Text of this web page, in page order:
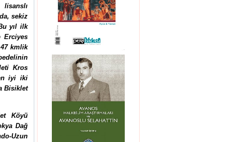
lisanslı
sekiz
yıl ilk
Erciyes
kmlik
Kros
iyi iki
Bisiklet
Köyü
Dağ
Uzun